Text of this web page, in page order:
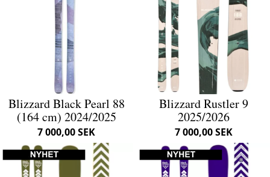
Blizzard Black Pearl 88
(164 cm) 2024/2025
7 000,00 SEK
Blizzard Rustler 9
2025/2026
7 000,00 SEK